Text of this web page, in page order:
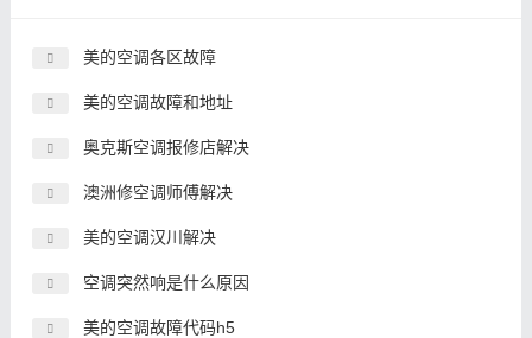
美的空调各区故障
美的空调故障和地址
奥克斯空调报修店解决
澳洲修空调师傅解决
美的空调汉川解决
空调突然响是什么原因
美的空调故障代码h5